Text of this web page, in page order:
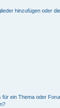
hinzufügen oder
für ein Thema oder